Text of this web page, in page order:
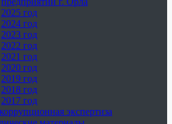
2025 год
2024 год
2023 год
2022 год
2021 год
2020 год
2019 год
2018 год
2017 год
экспертиза